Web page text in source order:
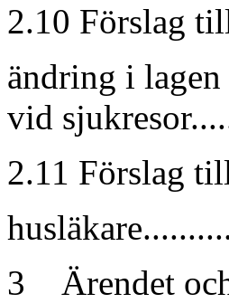
2.10 Förslag
ändring i
vid
2.11 Förslag
3 Ärendet och